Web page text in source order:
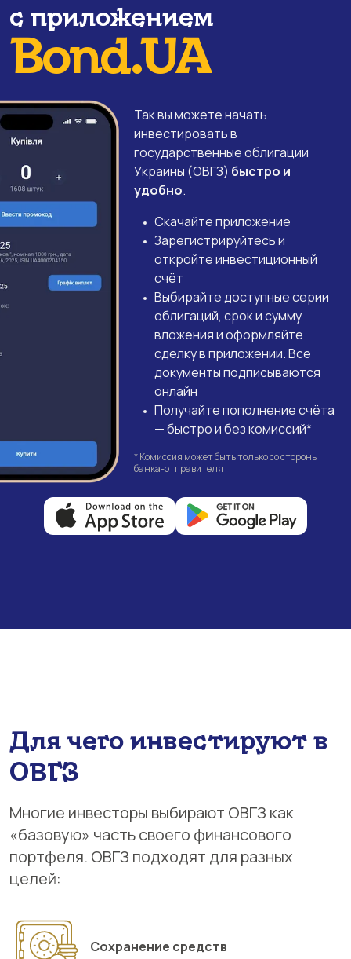
с приложением
Bond.UA
Так вы можете начать
инвестировать в
государственные облигации
Украины (ОВГЗ) быстро и
удобно.
Скачайте приложение
Зарегистрируйтесь и
откройте инвестиционный
счёт
Выбирайте доступные серии
облигаций, срок и сумму
вложения и оформляйте
сделку в приложении. Все
документы подписываются
онлайн
Получайте пополнение счёта
— быстро и без комиссий*
* Комиссия может быть только со стороны
банка-отправителя
Для чего инвестируют в
ОВГЗ
Многие инвесторы выбирают ОВГЗ как
«базовую» часть своего финансового
портфеля. ОВГЗ подходят для разных
целей:
Сохранение средств